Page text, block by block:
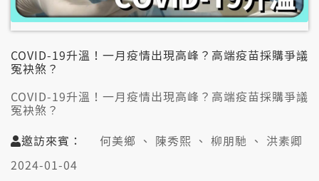
COVID-19升溫！一月疫情出現高峰？高端疫苗採購爭議
冤袂煞？
COVID-19升溫！一月疫情出現高峰？高端疫苗採購爭議
冤袂煞？
➋類流感疫情破4年新懸！緊注XBB疫苗莫鐵齒？
➌合約牽涉智慧財產！無完全公開毋是臺灣特有？
➍高端價數引爭議！緊急買較貴正常？過程愛檢討？
邀訪來賓：
何美鄉 、 陳秀熙 、 柳朋馳 、 洪素卿
2024-01-04